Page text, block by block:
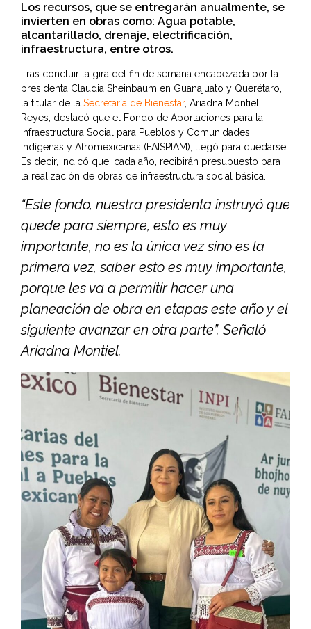
Los recursos, que se entregarán anualmente, se
invierten en obras como: Agua potable,
alcantarillado, drenaje, electrificación,
infraestructura, entre otros.
Tras concluir la gira del fin de semana encabezada por la
presidenta Claudia Sheinbaum en Guanajuato y Querétaro,
la titular de la Secretaría de Bienestar, Ariadna Montiel
Reyes, destacó que el Fondo de Aportaciones para la
Infraestructura Social para Pueblos y Comunidades
Indígenas y Afromexicanas (FAISPIAM), llegó para quedarse.
Es decir, indicó que, cada año, recibirán presupuesto para
la realización de obras de infraestructura social básica.
“Este fondo, nuestra presidenta instruyó que
quede para siempre, esto es muy
importante, no es la única vez sino es la
primera vez, saber esto es muy importante,
porque les va a permitir hacer una
planeación de obra en etapas este año y el
siguiente avanzar en otra parte”. Señaló
Ariadna Montiel.